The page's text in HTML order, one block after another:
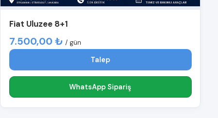
Fiat Uluzee 8+1
7.500,00 ₺ / gün
Talep
WhatsApp Sipariş